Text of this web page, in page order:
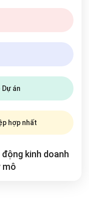
án
hợp nhất
kinh doanh
mô